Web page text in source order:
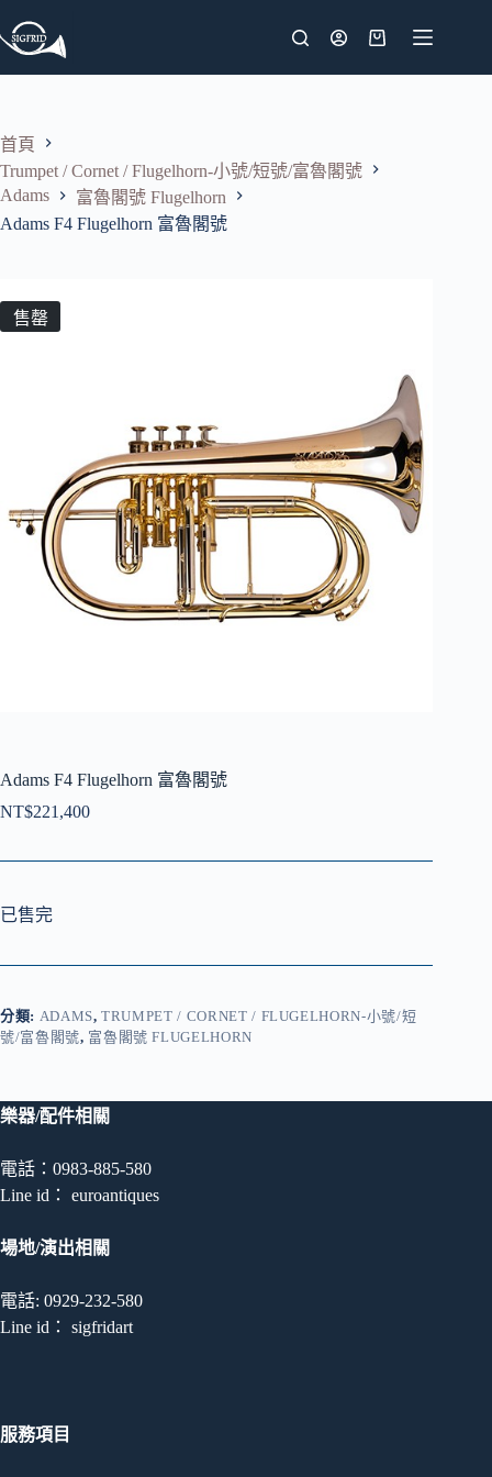
至
容
購
物
首頁
Trumpet / Cornet / Flugelhorn-小號/短號/富魯閣號
Adams
富魯閣號 Flugelhorn
Adams F4 Flugelhorn 富魯閣號
售罄
Adams F4 Flugelhorn 富魯閣號
NT$221,400
已售完
分類: ADAMS,TRUMPET / CORNET / FLUGELHORN-小號/短
號/富魯閣號, 富魯閣號 FLUGELHORN
樂器/配件相關
電話：0983-885-580
Line id： euroantiques
場地/演出相關
電話: 0929-232-580
Line id： sigfridart
服務項目